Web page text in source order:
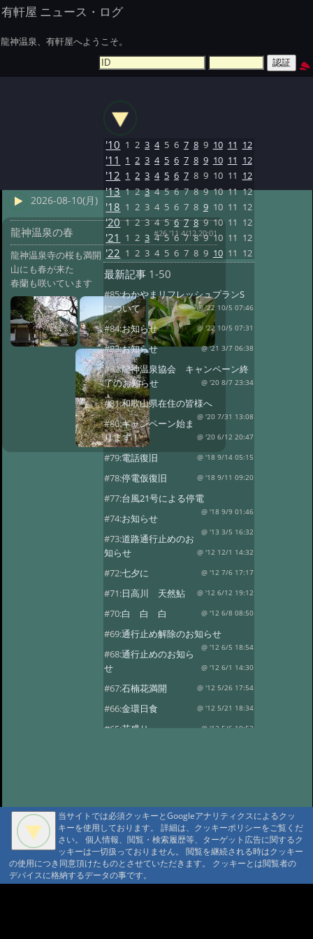
有軒屋 ニュース・ログ
龍神温泉、有軒屋へようこそ。
2026-08-10(月)
龍神温泉の春 #26 '11 4/12 20:01
龍神温泉寺の桜も満開
山にも春が来た
春蘭も咲いています
'10 1 2 3 4 5 6 7 8 9 10 11 12
'11 1 2 3 4 5 6 7 8 9 10 11 12
'12 1 2 3 4 5 6 7 8 9 10 11 12
'13 1 2 3 4 5 6 7 8 9 10 11 12
'18 1 2 3 4 5 6 7 8 9 10 11 12
'20 1 2 3 4 5 6 7 8 9 10 11 12
'21 1 2 3 4 5 6 7 8 9 10 11 12
'22 1 2 3 4 5 6 7 8 9 10 11 12
最新記事 1-50
#85:わかやまリフレッシュプランS
について
@ '22 10/5 07:46
#84:お知らせ @ '22 10/5 07:31
#83:お知らせ @ '21 3/7 06:38
#82:龍神温泉協会 キャンペーン終
了のお知らせ
@ '20 8/7 23:34
#81:和歌山県在住の皆様へ
@ '20 7/31 13:08
#80:キャンペーン始ま
ります！
@ '20 6/12 20:47
#79:電話復旧 @ '18 9/14 05:15
#78:停電仮復旧 @ '18 9/11 09:20
#77:台風21号による停電
@ '18 9/9 01:46
#74:お知らせ
@ '13 3/5 16:32
#73:道路通行止めのお
知らせ
@ '12 12/1 14:32
#72:七夕に @ '12 7/6 17:17
#71:日高川 天然鮎 @ '12 6/12 19:12
#70:白 白 白 @ '12 6/8 08:50
#69:通行止め解除のお知らせ
@ '12 6/5 18:54
#68:通行止めのお知ら
せ
@ '12 6/1 14:30
#67:石楠花満開 @ '12 5/26 17:54
#66:金環日食 @ '12 5/21 18:34
#65:花盛り @ '12 5/6 19:52
#61:龍神温泉の観燈祭 @ '12 3/27 19:46
#60:春一番？ @ '12 3/24 18:38
#59:寒の戻り @ '12 3/13 18:41
#58:春を探して… @ '12 3/3 15:24
当サイトでは必須クッキーとGoogleアナリティクスによるクッ
キーを使用しております。 詳細は、クッキーポリシーをご覧くだ
さい。 個人情報、閲覧・検索履歴等、ターゲット広告に関するク
ッキーは一切扱っておりません。 閲覧を継続される時はクッキー
の使用につき同意頂けたものとさせていただきます。 クッキーとは閲覧者の
デバイスに格納するデータの事です。